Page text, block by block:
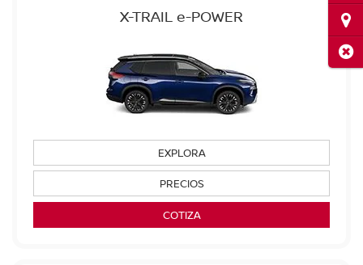
X-TRAIL e-POWER
EXPLORA
PRECIOS
COTIZA